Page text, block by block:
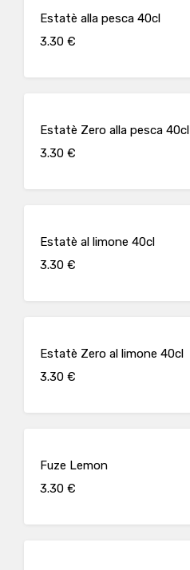
Estatè alla pesca 40cl
3.30 €
Estatè Zero alla pesca 40cl
3.30 €
Estatè al limone 40cl
3.30 €
Estatè Zero al limone 40cl
3.30 €
Fuze Lemon
3.30 €